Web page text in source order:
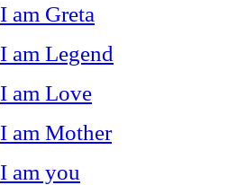
I am Greta
I am Legend
I am Love
I am Mother
I am you